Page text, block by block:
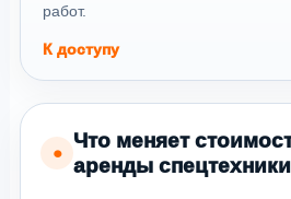
работ.
К доступу
●
Что меняет
аренды спецтехники